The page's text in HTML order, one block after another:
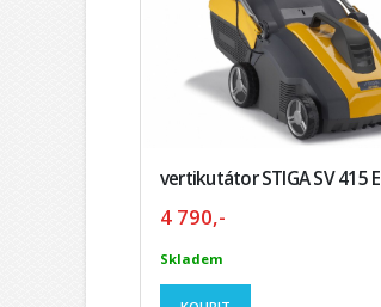
vertikutátor STIGA SV 415 E
4 790,-
Skladem